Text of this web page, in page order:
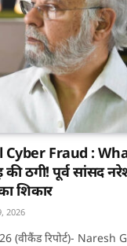
Fraud :
की ठगी! पूर्व सांसद
शिकार
2026
(वीकैंड रिपोर्ट)-